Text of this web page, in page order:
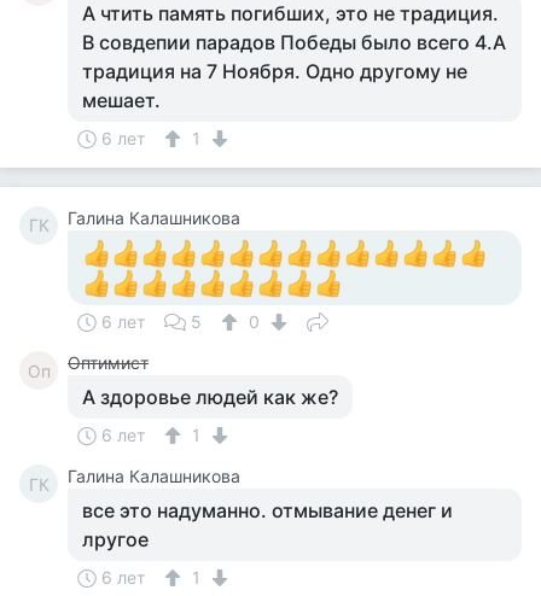
А чтить память погибших, это не традиция.
В совдепии парадов Победы было всего 4.А
традиция на 7 Ноября. Одно другому не
мешает.
6 лет 1
ГК Галина Калашникова
6 лет 5 0
Оп Оптимист
А здоровье людей как же?
6 лет 1
ГК Галина Калашникова
все это надуманно. отмывание денег и
лругое
6 лет 1